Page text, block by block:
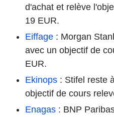
d'achat et relève
19 EUR.
Eiffage : Morgan
avec un objectif de
EUR.
Ekinops : Stifel reste
objectif de cours
Enagas : BNP